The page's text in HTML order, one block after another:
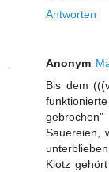
Antworten
Anonym
Bis dem
Sauereien,
Klotz